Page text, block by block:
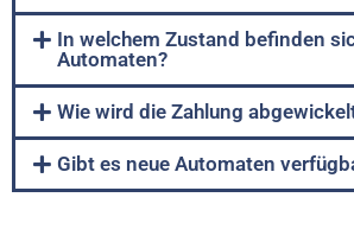
In welchem Zustand befinden
Automaten?
Wie wird die Zahlung
Gibt es neue Automaten